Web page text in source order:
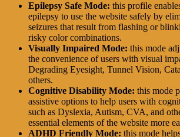
Epilepsy Safe Mode: this profile
epilepsy to use the website safely by
seizures that result from flashing or
risky color combinations.
Visually Impaired Mode: this mode
the convenience of users with visual
Degrading Eyesight, Tunnel Vision,
others.
Cognitive Disability Mode: this mode
assistive options to help users with
such as Dyslexia, Autism, CVA, and
essential elements of the website more
ADHD Friendly Mode: this mode